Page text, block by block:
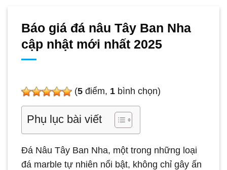
Báo giá đá nâu Tây Ban Nha
cập nhật mới nhất 2025
(5 điểm, 1 bình chọn)
Phụ lục bài viết
Đá Nâu Tây Ban Nha, một trong những loại
đá marble tự nhiên nổi bật, không chỉ gây ấn